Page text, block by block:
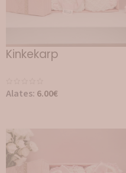
Kinkekarp
Alates: 6.00€